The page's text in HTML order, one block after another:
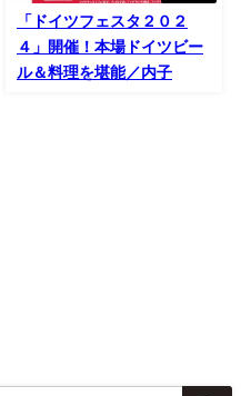
「ドイツフェスタ２０２
４」開催！本場ドイツビー
ル＆料理を堪能／内子